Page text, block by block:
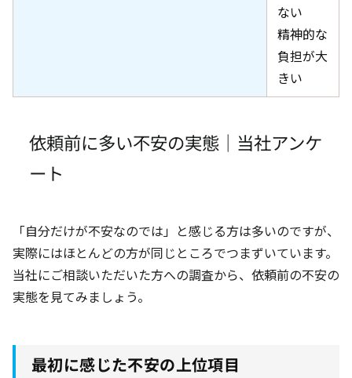
ない
精神的な
負担が大
きい
依頼前に多い不安の実態｜当社アンケ
ート
「自分だけが不安なのでは」と感じる方は多いのですが、
実際にはほとんどの方が同じところでつまずいています。
当社にご相談いただいた方への調査から、依頼前の不安の
実態を見てみましょう。
最初に感じた不安の上位項目